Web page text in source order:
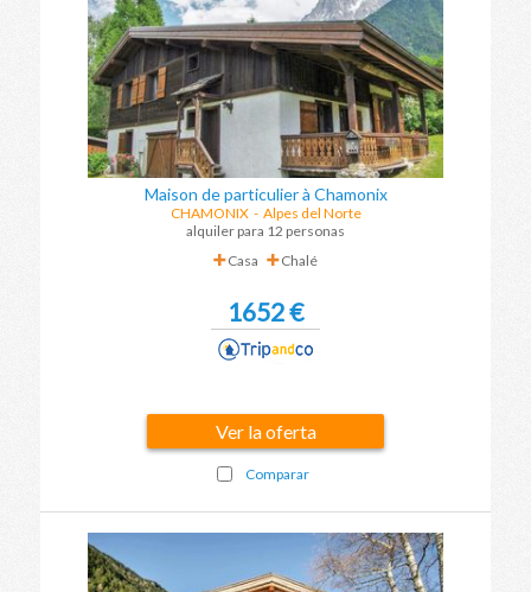
Maison de particulier à Chamonix
CHAMONIX- Alpes del Norte
alquiler para 12 personas
Casa
Chalé
1652 €
Ver la oferta
Comparar